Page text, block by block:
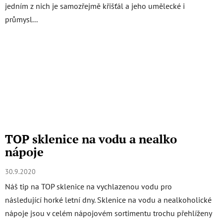
jedním z nich je samozřejmě křišťál a jeho umělecké i
průmysl...
TOP sklenice na vodu a nealko
nápoje
30.9.2020
Náš tip na TOP sklenice na vychlazenou vodu pro
následující horké letní dny. Sklenice na vodu a nealkoholické
nápoje jsou v celém nápojovém sortimentu trochu přehlíženy